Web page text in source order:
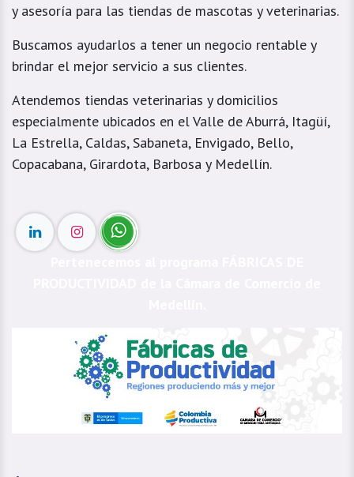
y asesoría para las tiendas de mascotas y veterinarias.
Buscamos ayudarlos a tener un negocio rentable y
brindar el mejor servicio a sus clientes.
Atendemos tiendas veterinarias y domicilios
especialmente ubicados en el Valle de Aburrá, Itagüí,
La Estrella, Caldas, Sabaneta, Envigado, Bello,
Copacabana, Girardota, Barbosa y Medellín.